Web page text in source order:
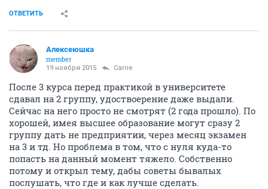
ОТВЕТИТЬ
Алексеюшка
member
19 ноября 2015 Carrie
После 3 курса перед практикой в университете
сдавал на 2 группу, удоствоерение даже выдали.
Сейчас на него просто не смотрят (2 года прошло). По
хорошей, имея высшее образование могут сразу 2
группу дать не предприятии, через месяц экзамен
на 3 и тд. Но проблема в том, что с нуля куда-то
попасть на данный момент тяжело. Собственно
потому и открыл тему, дабы советы бывалых
послушать, что где и как лучше сделать.